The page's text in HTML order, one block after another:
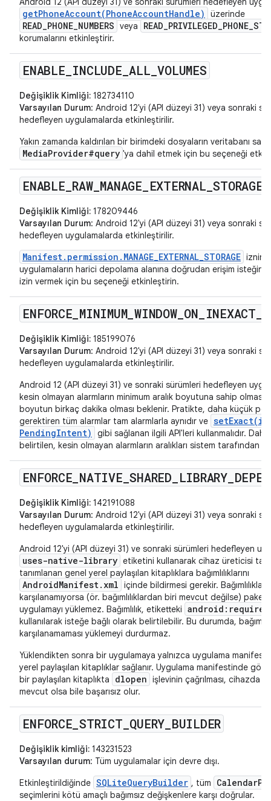
getPhoneAccount(PhoneAccountHandle) üzerinde
READ_PHONE_NUMBERS veya
korumalarını etkinleştirir.
ENABLE INCLUDE ALL _VOLUMES
Değişiklik Kimliği: 182734110
Varsayılan Durum: Android 12'yi (API düzeyi 31) veya sonraki
hedefleyen uygulamalarda etkinleştirilir.
Yakın zamanda kaldırılan bir birimdeki dosyaların veritabanı
MediaProvider#query 'ya dahil etmek için bu seçeneği
ENABLE RAW_ MANAGE EXTERNAL _STORAGE
Değişiklik Kimliği: 178209446
Varsayılan Durum: Android 12'yi (API düzeyi 31) veya sonraki
hedefleyen uygulamalarda etkinleştirilir.
Manifest.permission.MANAGE_EXTERNAL_STORAGE
uygulamaların harici depolama alanına doğrudan erişim
izin vermek için bu seçeneği etkinleştirin.
ENFORCE MINIMUM_ WINDOW_ ON INEXACT
Değişiklik Kimliği: 185199076
Varsayılan Durum: Android 12'yi (API düzeyi 31) veya sonraki
hedefleyen uygulamalarda etkinleştirilir.
Android 12 (API düzeyi 31) ve sonraki sürümleri hedefleyen
kesin olmayan alarmların minimum aralık boyutuna sahip olması
boyutun birkaç dakika olması beklenir. Pratikte, daha küçük
gerektiren tüm alarmlar tam alarmlarla aynıdır ve
PendingIntent)
gibi sağlanan ilgili API'leri kullanmalıdır. Daha
belirtilen, kesin olmayan alarmların aralıkları sistem tarafından
ENFORCE NATIVE _SHARED LIBRARY_
Değişiklik Kimliği: 142191088
Varsayılan Durum: Android 12'yi (API düzeyi 31) veya sonraki
hedefleyen uygulamalarda etkinleştirilir.
Android 12'yi (API düzeyi 31) ve sonraki sürümleri hedefleyen
uses-native-library etiketini kullanarak cihaz üreticisi
tanımlanan genel yerel paylaşılan kitaplıklara bağımlılıklarını
AndroidManifest.xml içinde bildirmesi gerekir.
karşılanamıyorsa (ör. bağımlılıklardan biri mevcut değilse)
uygulamayı yüklemez. Bağımlılık, etiketteki android:required
kullanılarak isteğe bağlı olarak belirtilebilir. Bu durumda,
karşılanamaması yüklemeyi durdurmaz.
Yüklendikten sonra bir uygulamaya yalnızca uygulama
yerel paylaşılan kitaplıklar sağlanır. Uygulama manifestinde
bir paylaşılan kitaplıkta
dlopen işlevinin çağrılması, cihazda
mevcut olsa bile başarısız olur.
ENFORCE STRICT QUERY BUILDER
Değişiklik kimliği: 143231523
Varsayılan durum: Tüm uygulamalar için devre dışı.
Etkinleştirildiğinde SQLiteQueryBuilder , tüm
seçimlerini kötü amaçlı bağımsız değişkenlere karşı doğrular.